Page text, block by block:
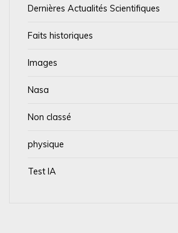
Dernières Actualités Scientifiques
Faits historiques
Images
Nasa
Non classé
physique
Test IA